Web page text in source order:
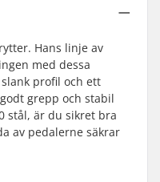
Hans linje av
med dessa
profil och ett
grepp och stabil
stål, är du sikret bra
av pedalerne säkrar